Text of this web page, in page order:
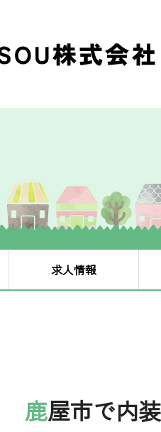
求人情報
鹿屋市で